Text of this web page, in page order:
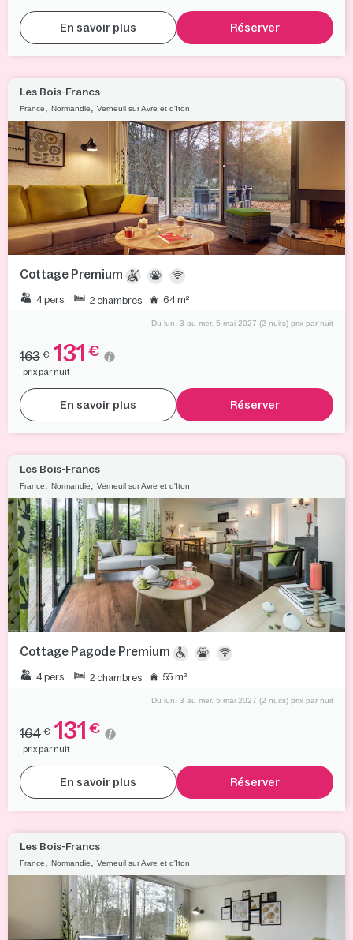
En savoir plus Réserver
Les Bois-Francs
France Normandie Verneuil sur Avre et d'Iton
Cottage Premium
4 pers. 2 chambres 64 m²
Du lun. 3 au mer. 5 mai 2027 (2 nuits) prix par nuit
163 € 131 €
prix par nuit
En savoir plus Réserver
Les Bois-Francs
France Normandie Verneuil sur Avre et d'Iton
Cottage Pagode Premium
4 pers. 2 chambres 55 m²
Du lun. 3 au mer. 5 mai 2027 (2 nuits) prix par nuit
164 € 131 €
prix par nuit
En savoir plus Réserver
Les Bois-Francs
France, Normandie, Verneuil sur Avre et d'Iton